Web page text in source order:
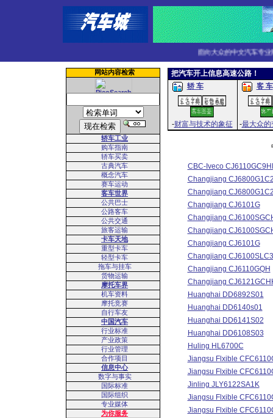
面向大众的中文汽车专业
网站内容检索
轿车工业
购车指南
轿车买卖
古典汽车
概念汽车
赛车运动
客车世界
公共巴士
公路客车
公共交通
旅客运输
卡车天地
重型卡车
轻型卡车
拖车与挂车
货物运输
摩托车界
机车资料
摩托竞赛
自行车友
中国汽车
行业标准
产业政策
行业管理
合作项目
信息中心
数字与事实
国际标准
国际组织
专业媒体
为你服务
把汽车开上信息高速公路！
轿 车
客 车
-财富与技术的象征 -最大众的
CBC-Iveco
Changjiang
Changjiang
Changjiang CJ6101G
Changjiang
Changjiang
Changjiang CJ6101G
Changjiang
Changjiang CJ6110GQH
Changjiang
Huanghai DD6892S01
Huanghai DD6140s01
Huanghai DD6141S02
Huanghai DD6108S03
Huling HL6700C
Jiangsu Flxible
Jiangsu Flxible
Jinling JLY6122SA1K
Jiangsu Flxible
Jiangsu Flxible